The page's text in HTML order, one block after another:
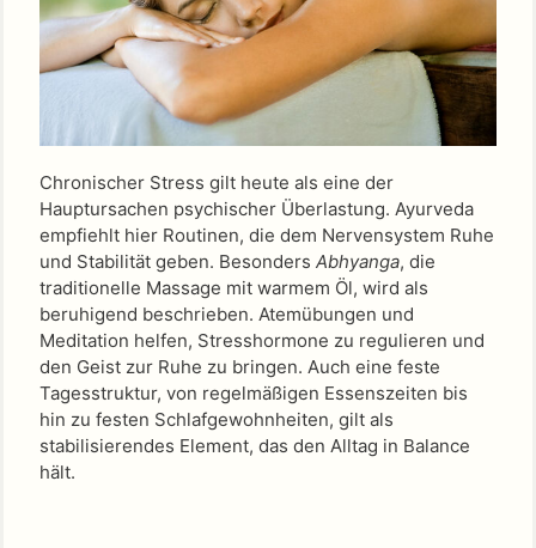
Chronischer Stress gilt heute als eine der
Hauptursachen psychischer Überlastung. Ayurveda
empfiehlt hier Routinen, die dem Nervensystem Ruhe
und Stabilität geben. Besonders Abhyanga, die
traditionelle Massage mit warmem Öl, wird als
beruhigend beschrieben. Atemübungen und
Meditation helfen, Stresshormone zu regulieren und
den Geist zur Ruhe zu bringen. Auch eine feste
Tagesstruktur, von regelmäßigen Essenszeiten bis
hin zu festen Schlafgewohnheiten, gilt als
stabilisierendes Element, das den Alltag in Balance
hält.